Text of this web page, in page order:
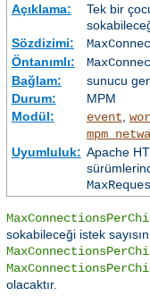
Açıklama:
Tek bir
Sözdizimi:
Öntanımlı:
Bağlam:
sunucu
Durum:
MPM
Modül:
event
Uyumluluk: Apache
sokabileceği istek
olacaktır.